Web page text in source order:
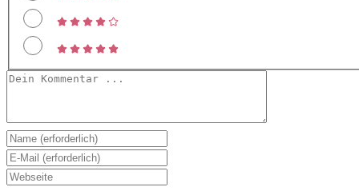
Kommentieren
Gib
deinen
Namen
Gib
deine
Gib